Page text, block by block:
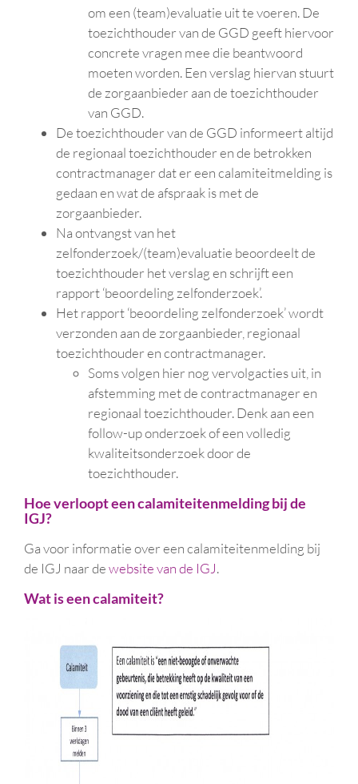
om een (team)evaluatie uit te voeren. De
toezichthouder van de GGD geeft hiervoor
concrete vragen mee die beantwoord
moeten worden. Een verslag hiervan stuurt
de zorgaanbieder aan de toezichthouder
van GGD.
De toezichthouder van de GGD informeert altijd
de regionaal toezichthouder en de betrokken
contractmanager dat er een calamiteitmelding is
gedaan en wat de afspraak is met de
zorgaanbieder.
Na ontvangst van het
zelfonderzoek/(team)evaluatie beoordeelt de
toezichthouder het verslag en schrijft een
rapport ‘beoordeling zelfonderzoek’.
Het rapport ‘beoordeling zelfonderzoek’ wordt
verzonden aan de zorgaanbieder, regionaal
toezichthouder en contractmanager.
Soms volgen hier nog vervolgacties uit, in
afstemming met de contractmanager en
regionaal toezichthouder. Denk aan een
follow-up onderzoek of een volledig
kwaliteitsonderzoek door de
toezichthouder.
Hoe verloopt een calamiteitenmelding bij de
IGJ?
Ga voor informatie over een calamiteitenmelding bij
de IGJ naar dewebsite van de IGJ.
Wat is een calamiteit?